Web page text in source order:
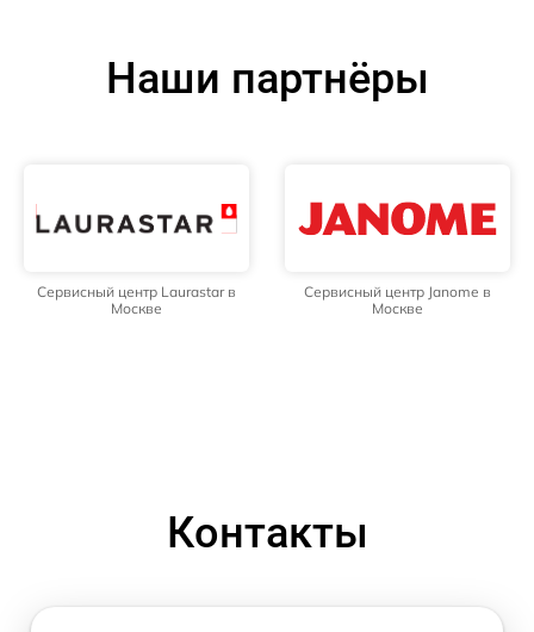
Наши партнёры
Сервисный центр Laurastar в
Москве
Сервисный центр Janome в
Москве
Контакты